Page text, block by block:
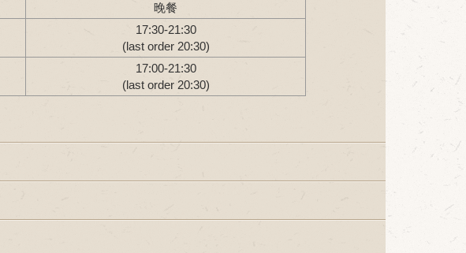
晚餐
17:30-21:30
(last order 20:30)
17:00-21:30
(last order 20:30)